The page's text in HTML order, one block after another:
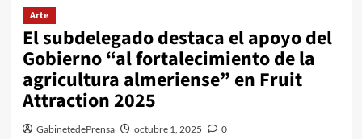
Arte
El subdelegado destaca el apoyo del
Gobierno “al fortalecimiento de la
agricultura almeriense” en Fruit
Attraction 2025
GabinetedePrensa octubre 1, 2025 0